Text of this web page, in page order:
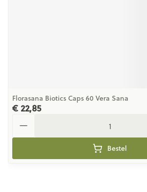
Florasana Biotics Caps 60 Vera Sana
€ 22,85
Bestel